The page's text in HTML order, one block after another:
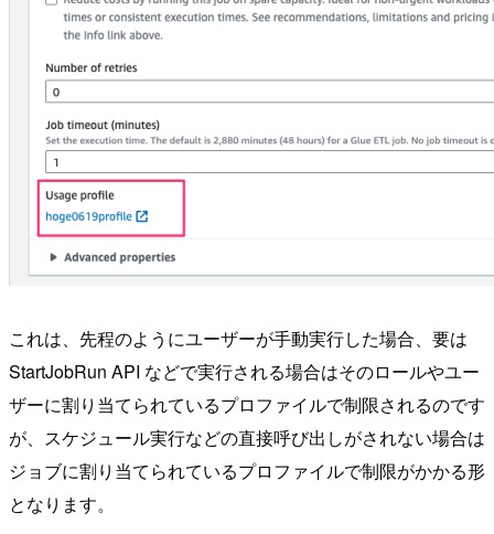
これは、先程のようにユーザーが手動実行した場合、要は
StartJobRun API などで実行される場合はそのロールやユー
ザーに割り当てられているプロファイルで制限されるのです
が、スケジュール実行などの直接呼び出しがされない場合は
ジョブに割り当てられているプロファイルで制限がかかる形
となります。